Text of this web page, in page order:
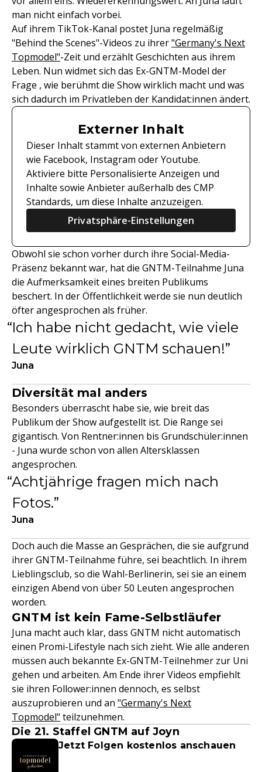
man nicht einfach vorbei.
Auf ihrem TikTok-Kanal postet Juna regelmäßig
"Behind the Scenes"-Videos zu ihrer"Germany's Next
Topmodel"-Zeit und erzählt Geschichten aus ihrem
Leben. Nun widmet sich das Ex-GNTM-Model der
Frage , wie berühmt die Show wirklich macht und was
sich dadurch im Privatleben der Kandidat:innen ändert.
Externer Inhalt
Dieser Inhalt stammt von externen Anbietern
wie Facebook, Instagram oder Youtube.
Aktiviere bitte Personalisierte Anzeigen und
Inhalte sowie Anbieter außerhalb des CMP
Standards, um diese Inhalte anzuzeigen.
Privatsphäre-Einstellungen
Obwohl sie schon vorher durch ihre Social-Media-
Präsenz bekannt war, hat die GNTM-Teilnahme Juna
die Aufmerksamkeit eines breiten Publikums
beschert. In der Öffentlichkeit werde sie nun deutlich
öfter angesprochen als früher.
Ich habe nicht gedacht, wie viele
Leute wirklich GNTM schauen!
Juna
Diversität mal anders
Besonders überrascht habe sie, wie breit das
Publikum der Show aufgestellt ist. Die Range sei
gigantisch. Von Rentner:innen bis Grundschüler:innen
- Juna wurde schon von allen Altersklassen
angesprochen.
Achtjährige fragen mich nach
Fotos.
Juna
Doch auch die Masse an Gesprächen, die sie aufgrund
ihrer GNTM-Teilnahme führe, sei beachtlich. In ihrem
Lieblingsclub, so die Wahl-Berlinerin, sei sie an einem
einzigen Abend von über 50 Leuten angesprochen
worden.
GNTM ist kein Fame-Selbstläufer
Juna macht auch klar, dass GNTM nicht automatisch
einen Promi-Lifestyle nach sich zieht. Wie alle anderen
müssen auch bekannte Ex-GNTM-Teilnehmer zur Uni
gehen und arbeiten. Am Ende ihrer Videos empfiehlt
sie ihren Follower:innen dennoch, es selbst
auszuprobieren und an "Germany's Next
Topmodel" teilzunehmen.
Die 21. Staffel GNTM auf Joyn
Jetzt Folgen kostenlos anschauen